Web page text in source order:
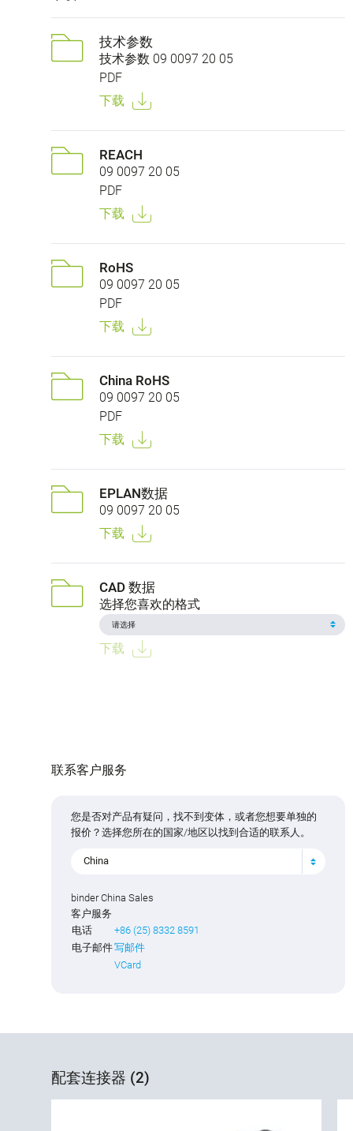
技术参数
技术参数 09 0097 20 05
PDF
下载
REACH
09 0097 20 05
PDF
下载
RoHS
09 0097 20 05
PDF
下载
China RoHS
09 0097 20 05
PDF
下载
EPLAN数据
09 0097 20 05
下载
CAD 数据
选择您喜欢的格式
下载
联系客户服务
您是否对产品有疑问，找不到变体，或者您想要单独的
报价？选择您所在的国家/地区以找到合适的联系人。
China
binder China Sales
客户服务
电话
+86 (25) 8332 8591
电子邮件写邮件
VCard
配套连接器 (2)